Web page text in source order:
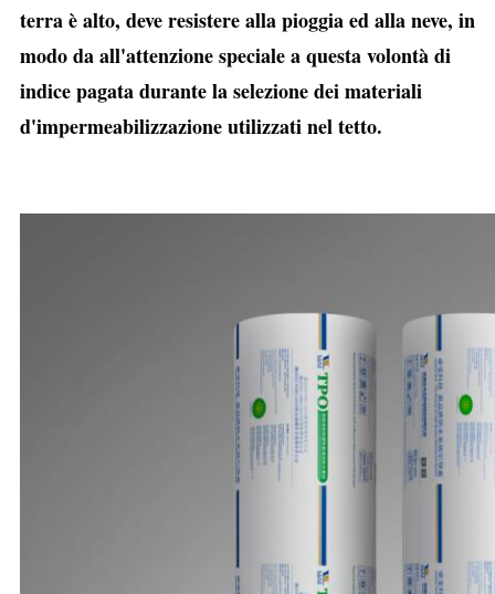
terra è alto, deve resistere alla pioggia ed alla neve, in
modo da all'attenzione speciale a questa volontà di
indice pagata durante la selezione dei materiali
d'impermeabilizzazione utilizzati nel tetto.